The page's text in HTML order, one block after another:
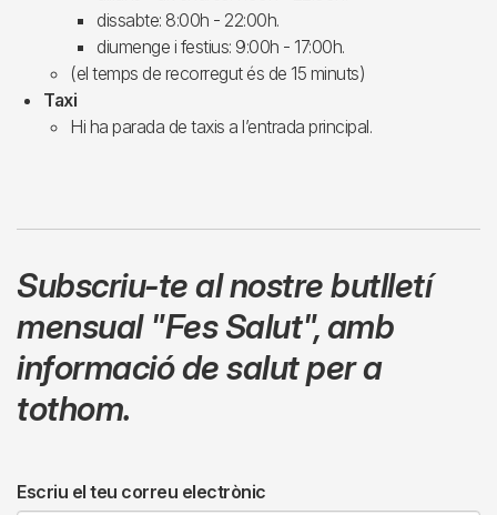
dissabte: 8:00h - 22:00h.
diumenge i festius: 9:00h - 17:00h.
(el temps de recorregut és de 15 minuts)
Taxi
Hi ha parada de taxis a l’entrada principal.
Subscriu-te al nostre butlletí
mensual "Fes Salut",amb
informació de salut per a
tothom.
Escriu el teu correu electrònic